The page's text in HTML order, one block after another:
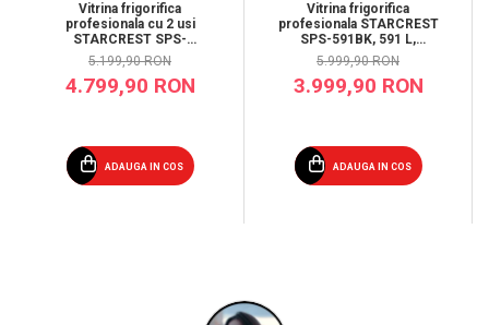
Vitrina frigorifica
profesionala cu 2 usi
STARCREST SPS-
2D590DC, 590 L, Caseta
luminoasa, Display
Temperatura, Panou
comanda Digital,
5.199,90 RON
4.799,90 RON
ADAUGA IN COS
Vitrina frigorifica
profesionala STARCREST
SPS-591BK, 591 L,
Termostat reglabil,
Iluminare LED, H 214 cm,
Negru
5.999,90 RON
3.999,90 RON
ADAUGA IN COS